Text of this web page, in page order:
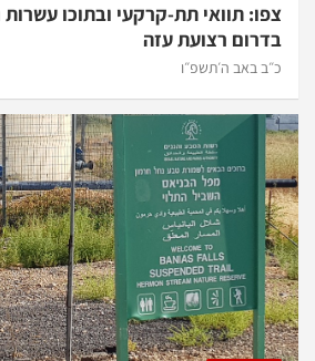
צפו: תוואי תת-קרקעי ובתוכו
בדרום רצועת עזה
כ״ב באב ה׳תשפ״ו